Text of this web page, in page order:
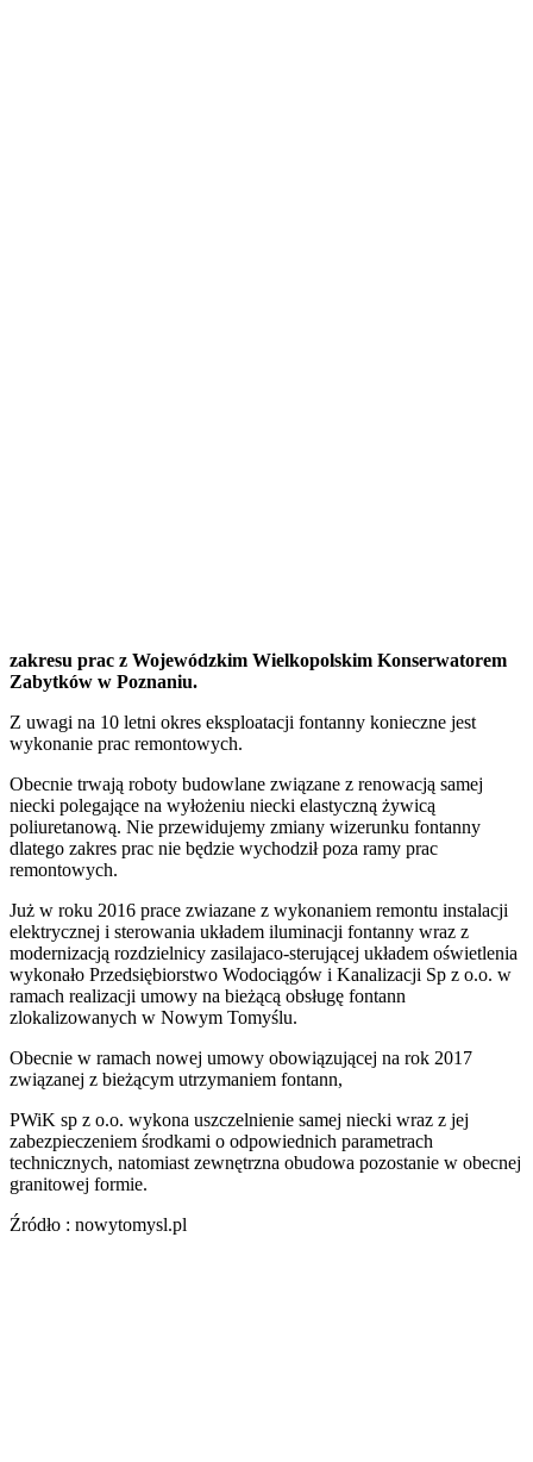
zakresu prac z Wojewódzkim Wielkopolskim Konserwatorem
Zabytków w Poznaniu.
Z uwagi na 10 letni okres eksploatacji fontanny konieczne jest
wykonanie prac remontowych.
Obecnie trwają roboty budowlane związane z renowacją samej
niecki polegające na wyłożeniu niecki elastyczną żywicą
poliuretanową. Nie przewidujemy zmiany wizerunku fontanny
dlatego zakres prac nie będzie wychodził poza ramy prac
remontowych.
Już w roku 2016 prace zwiazane z wykonaniem remontu instalacji
elektrycznej i sterowania układem iluminacji fontanny wraz z
modernizacją rozdzielnicy zasilajaco-sterującej układem oświetlenia
wykonało Przedsiębiorstwo Wodociągów i Kanalizacji Sp z o.o. w
ramach realizacji umowy na bieżącą obsługę fontann
zlokalizowanych w Nowym Tomyślu.
Obecnie w ramach nowej umowy obowiązującej na rok 2017
związanej z bieżącym utrzymaniem fontann,
PWiK sp z o.o. wykona uszczelnienie samej niecki wraz z jej
zabezpieczeniem środkami o odpowiednich parametrach
technicznych, natomiast zewnętrzna obudowa pozostanie w obecnej
granitowej formie.
Źródło : nowytomysl.pl